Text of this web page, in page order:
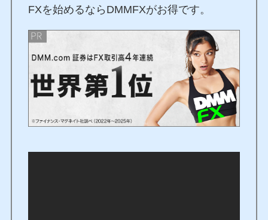
FXを始めるならDMMFXがお得です。